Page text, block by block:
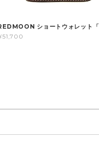
ショートウォレット